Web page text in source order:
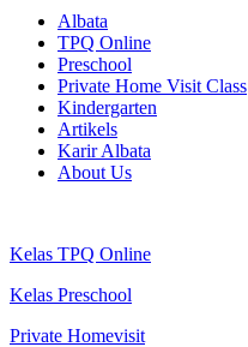
Albata
TPQ Online
Preschool
Private Home Visit Class
Kindergarten
Artikels
Karir Albata
About Us
Kelas TPQ Online
Kelas Preschool
Private Homevisit